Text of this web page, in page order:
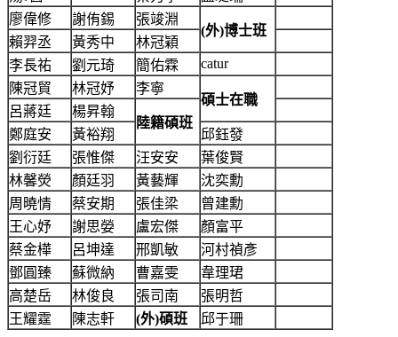
廖偉修
謝侑錫 張竣淵
(外)博士班
賴羿丞 黃秀中
林冠穎
李長祐
劉元琦 簡佑霖
catur
陳冠貿
林冠妤 李寧
碩士在職
呂蔣廷 楊昇翰
陸籍碩班
鄭庭安 黃裕翔
邱鈺發
劉衍廷
張惟傑 汪安安
葉俊賢
林馨熒
顏廷羽 黃藝輝
沈奕勳
周曉情
蔡安期 張佳梁
曾建勳
王心妤
謝思嫈 盧宏傑
顏富平
蔡金樺
呂坤達 邢凱敏
河村禎彥
鄧圓臻
蘇微納 曹嘉雯
韋理珺
高楚岳
林俊良 張司南
張明哲
王耀霆
陳志軒 (外)碩班 邱于珊